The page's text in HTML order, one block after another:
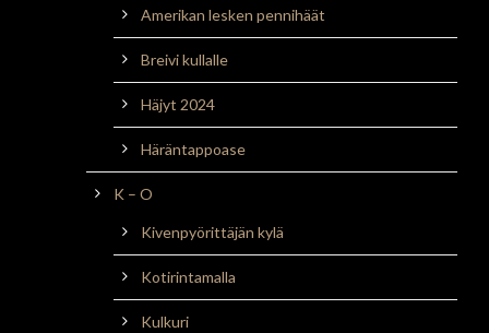
Amerikan lesken pennihäät
Breivi kullalle
Häjyt 2024
Häräntappoase
K – O
Kivenpyörittäjän kylä
Kotirintamalla
Kulkuri